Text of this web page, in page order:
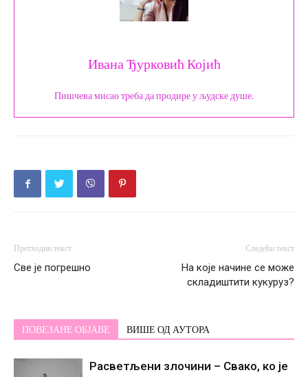
Ивана Ђурковић Којић
Пишчева мисао треба да продире у људске душе.
Претходни текст
Све је погрешно
Следећи текст
На које начине се може
складиштити кукуруз?
ПОВЕЗАНЕ ОБЈАВЕ ВИШЕ ОД АУТОРА
Расветљени злочини – Свако, ко је